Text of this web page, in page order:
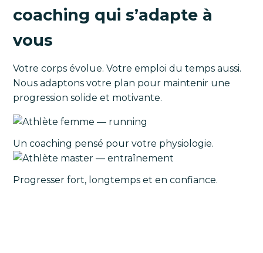
coaching qui s’adapte à
vous
Votre corps évolue. Votre emploi du temps aussi.
Nous adaptons votre plan pour maintenir une
progression solide et motivante.
Un coaching pensé pour votre physiologie.
Progresser fort, longtemps et en confiance.